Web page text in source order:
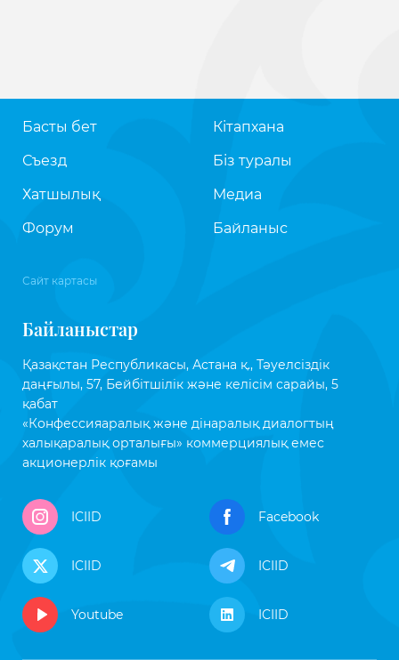
Басты бет
Съезд
Хатшылық
Форум
Кітапхана
Біз туралы
Медиа
Байланыс
Сайт картасы
Байланыстар
Қазақстан Республикасы, Астана қ., Тәуелсіздік
даңғылы, 57, Бейбітшілік және келісім сарайы, 5
қабат
«Конфессияаралық және дінаралық диалогтың
халықаралық орталығы» коммерциялық емес
акционерлік қоғамы
ICIID Facebook
ICIID ICIID
Youtube ICIID